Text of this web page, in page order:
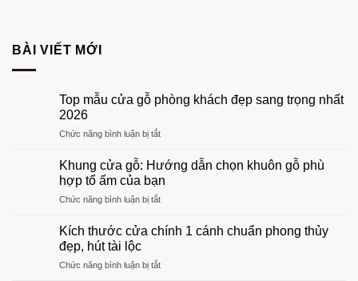
BÀI VIẾT MỚI
Top mẫu cửa gỗ phòng khách đẹp sang trọng nhất
2026
Chức năng bình luận bị tắtở
mẫu
gỗ
phòng
đẹp
nhất
Khung cửa gỗ: Hướng dẫn chọn khuôn gỗ phù
hợp tổ ấm của bạn
Chức năng bình luận bị tắtở
cửa
dẫn
Kích thước cửa chính 1 cánh chuẩn phong thủy
đẹp, hút tài lộc
Chức năng bình luận bị tắtở